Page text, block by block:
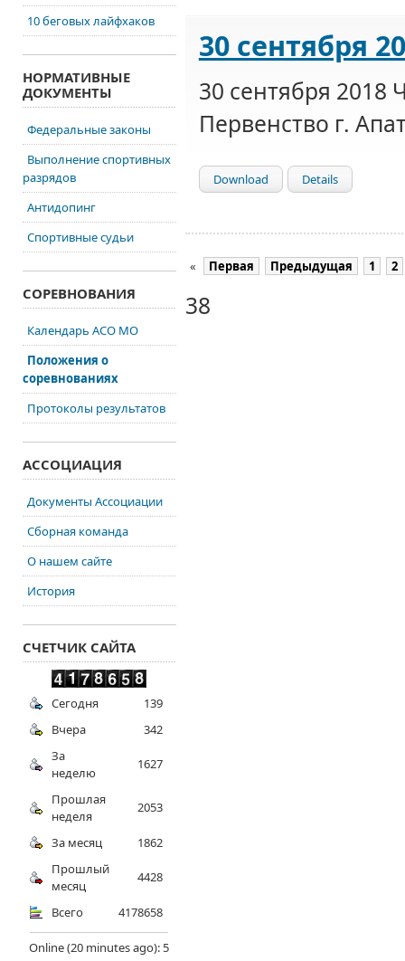
30 сентября
30 сентября 2018
Первенство г.
Download Details
« Первая Предыдущая 1 2
38
10 беговых лайфхаков
НОРМАТИВНЫЕ
ДОКУМЕНТЫ
Федеральные законы
Выполнение спортивных
разрядов
Антидопинг
Спортивные судьи
СОРЕВНОВАНИЯ
Календарь АСО МО
Положения о
соревнованиях
Протоколы результатов
АССОЦИАЦИЯ
Документы Ассоциации
Сборная команда
О нашем сайте
История
СЧЕТЧИК САЙТА
Сегодня
139
Вчера
342
За
неделю
1627
Прошлая
неделя
2053
За месяц
1862
Прошлый
месяц
4428
Всего 4178658
Online (20 minutes ago): 5